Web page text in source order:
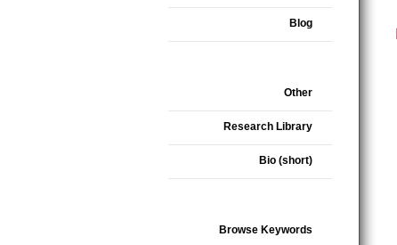
Blog
Other
Research Library
Bio (short)
Browse Keywords